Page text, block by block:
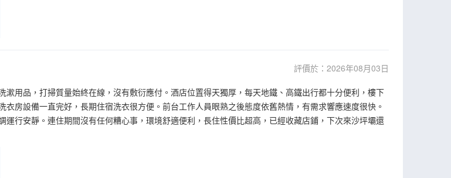
評價於：2026年08月03日
漱用品，打掃質量始終在線，沒有敷衍應付。酒店位置得天獨厚，每天地鐵、高鐵出行都十分便利，樓下
衣房設備一直完好，長期住宿洗衣很方便。前台工作人員眼熟之後態度依舊熱情，有需求響應速度很快。
運行安靜。連住期間沒有任何糟心事，環境舒適便利，長住性價比超高，已經收藏店鋪，下次來沙坪壩還